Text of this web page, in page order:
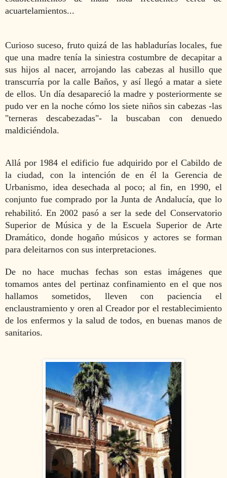
acuartelamientos...
Curioso suceso, fruto quizá de las habladurías locales, fue
que una madre tenía la siniestra costumbre de decapitar a
sus hijos al nacer, arrojando las cabezas al husillo que
transcurría por la calle Baños, y así llegó a matar a siete
de ellos. Un día desapareció la madre y posteriormente se
pudo ver en la noche cómo los siete niños sin cabezas -las
"terneras descabezadas"- la buscaban con denuedo
maldiciéndola.
Allá por 1984 el edificio fue adquirido por el Cabildo de
la ciudad, con la intención de en él la Gerencia de
Urbanismo, idea desechada al poco; al fin, en 1990, el
conjunto fue comprado por la Junta de Andalucía, que lo
rehabilitó. ​En 2002 pasó a ser la sede del Conservatorio
Superior de Música y de la Escuela Superior de Arte
Dramático, donde hogaño músicos y actores se forman
para deleitarnos con sus interpretaciones.
De no hace muchas fechas son estas imágenes que
tomamos antes del pertinaz confinamiento en el que nos
hallamos sometidos, lleven con paciencia el
enclaustramiento y oren al Creador por el restablecimiento
de los enfermos y la salud de todos, en buenas manos de
sanitarios.